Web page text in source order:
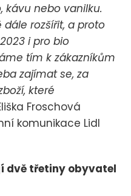
kávu nebo vanilku.
rozšířit, a proto
i pro bio
tím k zákazníkům
zajímat se, za
které
Froschová
komunikace Lidl
dvě třetiny obyvatel